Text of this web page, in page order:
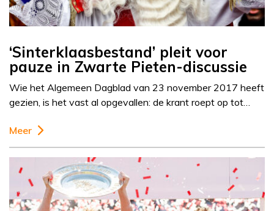
‘Sinterklaasbestand’ pleit voor
pauze in Zwarte Pieten-discussie
Wie het Algemeen Dagblad van 23 november 2017 heeft
gezien, is het vast al opgevallen: de krant roept op tot…
Meer